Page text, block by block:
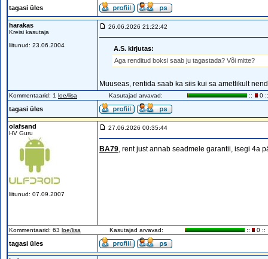
tagasi üles
harakas
Kreisi kasutaja
liitunud: 23.06.2004
26.06.2026 21:22:42
A.S. kirjutas:
Aga renditud boksi saab ju tagastada? Või mitte?
Muuseas, rentida saab ka siis kui sa ametlikult
Kommentaarid: 1 loe/lisa Kasutajad arvavad: :: 0 ::
tagasi üles
olafsand
HV Guru
liitunud: 07.09.2007
27.06.2026 00:35:44
BA79, rent just annab seadmele garantii, isegi 4a
Kommentaarid: 63 loe/lisa Kasutajad arvavad: :: 0 ::
tagasi üles